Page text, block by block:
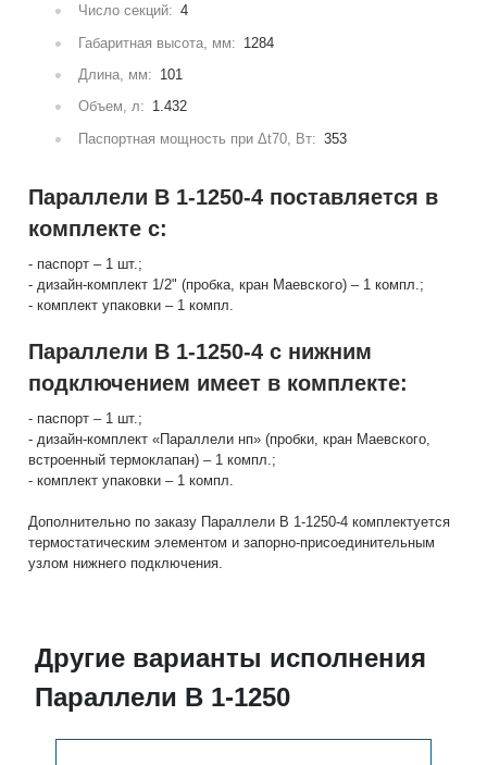
Число секций: 4
Габаритная высота, мм: 1284
Длина, мм: 101
Объем, л: 1.432
Паспортная мощность при Δt70, Вт: 353
Параллели В 1-1250-4 поставляется в
комплекте с:
- паспорт – 1 шт.;
- дизайн-комплект 1/2" (пробка, кран Маевского) – 1 компл.;
- комплект упаковки – 1 компл.
Параллели В 1-1250-4 с нижним
подключением имеет в комплекте:
- паспорт – 1 шт.;
- дизайн-комплект «Параллели нп» (пробки, кран Маевского,
встроенный термоклапан) – 1 компл.;
- комплект упаковки – 1 компл.
Дополнительно по заказу Параллели В 1-1250-4 комплектуется
термостатическим элементом и запорно-присоединительным
узлом нижнего подключения.
Другие варианты исполнения
Параллели В 1-1250